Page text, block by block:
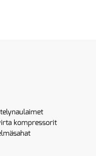
kompressorit